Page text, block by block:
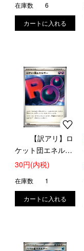
在庫数 6
【訳アリ】ロ
ケット団エネルギ
ー
30円(内税)
在庫数 1